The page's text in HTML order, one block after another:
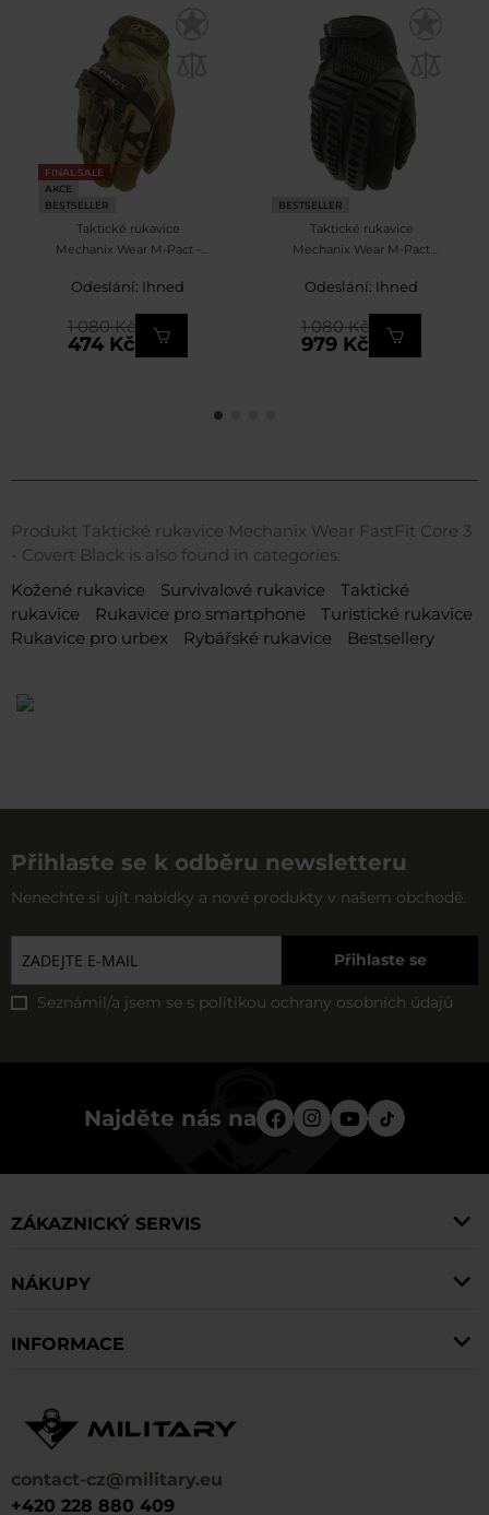
FINAL SALE
AKCE
BESTSELLER
Taktické rukavice
Mechanix Wear M-Pact -
Odeslání: Ihned
474 Kč
1 080 Kč
BESTSELLER
Taktické rukavice
Mechanix Wear M-Pact
Odeslání: Ihned
979 Kč
1 080 Kč
Produkt Taktické rukavice Mechanix Wear FastFit Core 3
- Covert Black is also found in categories:
Kožené rukavice
Survivalové rukavice
Taktické
rukavice
Rukavice pro smartphone
Turistické rukavice
Rukavice pro urbex
Rybářské rukavice Bestsellery
Přihlaste se k odběru newsletteru
Nenechte si ujít nabídky a nové produkty v našem obchodě.
Přihlaste se
Seznámil/a jsem se s politikou ochrany osobních údajů
Najděte nás na
contact-cz@military.eu
+420 228 880 409
ZÁKAZNICKÝ SERVIS
NÁKUPY
INFORMACE